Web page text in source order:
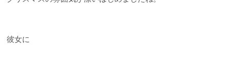
彼女に